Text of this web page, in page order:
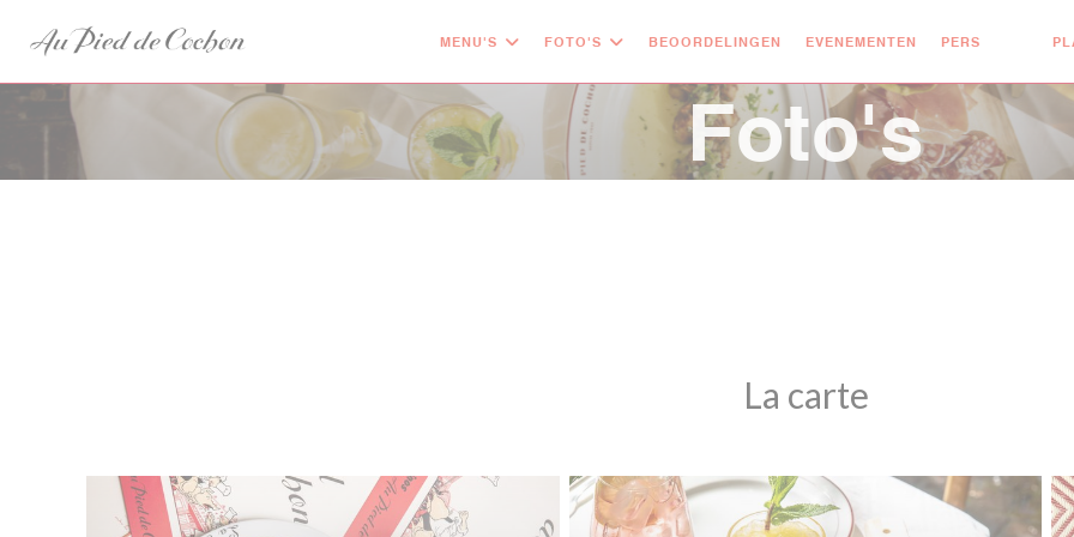
MENU'S FOTO'S BEOORDELINGEN EVENEMENTEN PERS
Foto's
La carte